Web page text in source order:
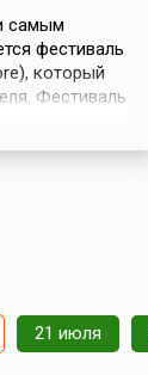
самым
фестиваль
который
Фестиваль
21 июля